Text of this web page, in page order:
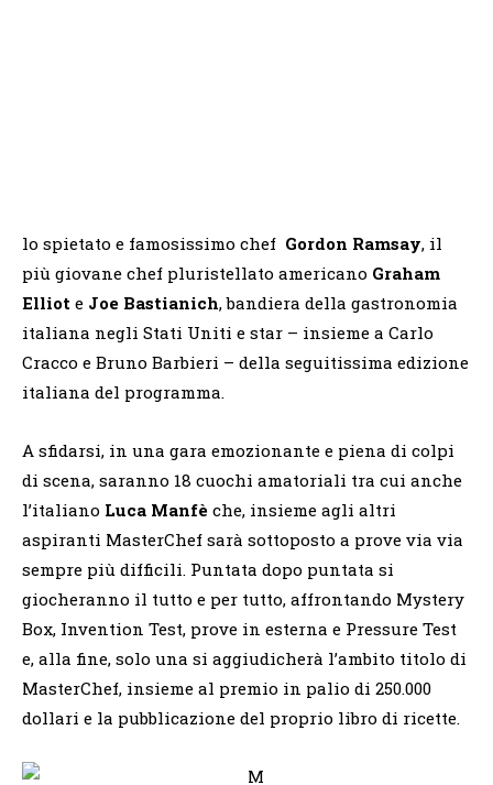
lo spietato e famosissimo chef Gordon Ramsay, il
più giovane chef pluristellato americano Graham
Elliot e Joe Bastianich, bandiera della gastronomia
italiana negli Stati Uniti e star – insieme a Carlo
Cracco e Bruno Barbieri – della seguitissima edizione
italiana del programma.
A sfidarsi, in una gara emozionante e piena di colpi
di scena, saranno 18 cuochi amatoriali tra cui anche
l’italiano Luca Manfè che, insieme agli altri
aspiranti MasterChef sarà sottoposto a prove via via
sempre più difficili. Puntata dopo puntata si
giocheranno il tutto e per tutto, affrontando Mystery
Box, Invention Test, prove in esterna e Pressure Test
e, alla fine, solo una si aggiudicherà l’ambito titolo di
MasterChef, insieme al premio in palio di 250.000
dollari e la pubblicazione del proprio libro di ricette.